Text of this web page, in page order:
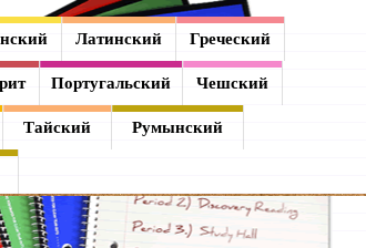
Латинский Греческий
Португальский Чешский
Тайский Румынский